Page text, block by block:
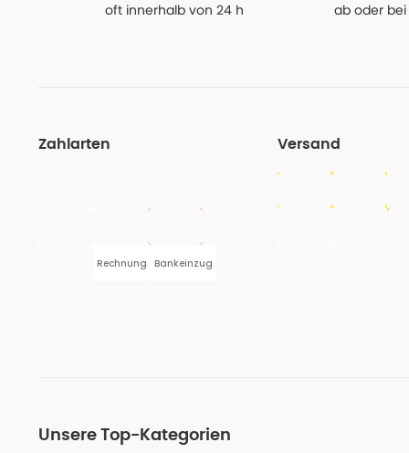
oft innerhalb von 24 h ab oder
Zahlarten
Rechnung Bankeinzug
Versand
Unsere Top-Kategorien